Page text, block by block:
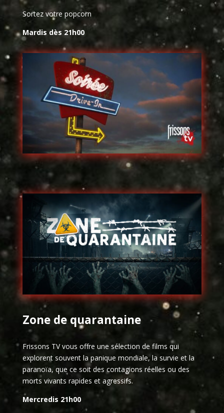
Sortez votre popcorn
Mardis dès 21h00
Zone de quarantaine
Frissons TV vous offre une sélection de films qui
explorent souvent la panique mondiale, la survie et la
paranoïa, que ce soit des contagions réelles ou des
morts vivants rapides et agressifs.
Mercredis 21h00